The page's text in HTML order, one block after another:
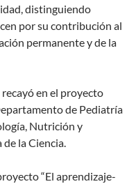
distinguiendo
por su contribución al
permanente y de la
en el proyecto
de Pediatría
Nutrición y
la Ciencia.
“El aprendizaje-